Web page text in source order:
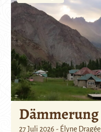
Dämmerung
27 Juli 2026 - Élyne Dragée